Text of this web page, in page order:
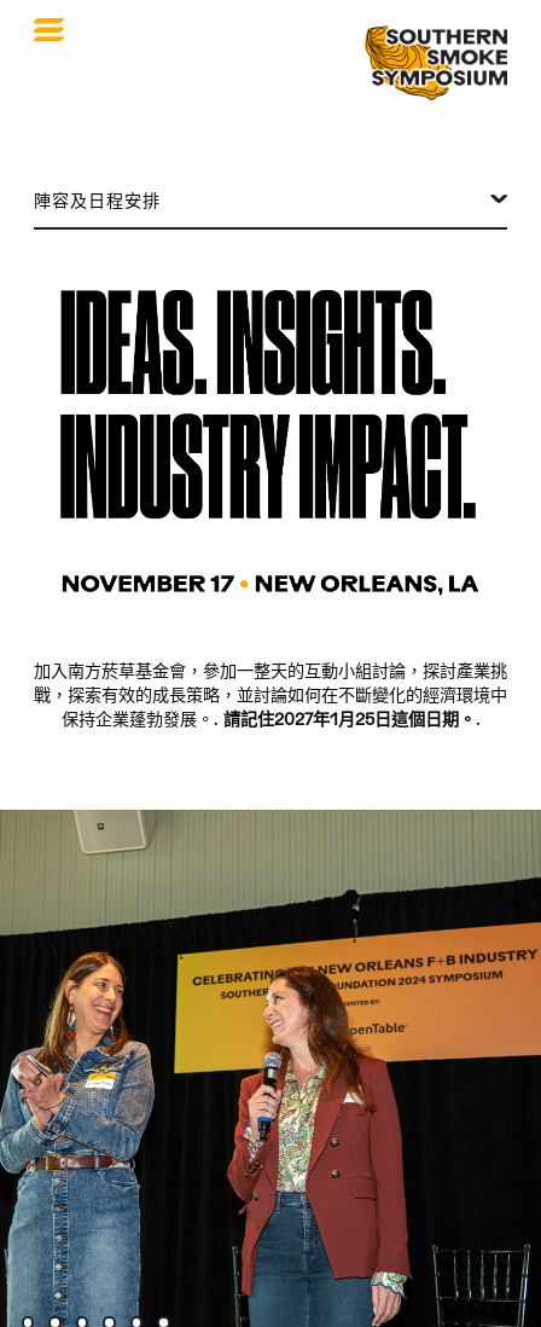
陣容及日程安排
加入南方菸草基金會，參加一整天的互動小組討論，探討產業挑
戰，探索有效的成長策略，並討論如何在不斷變化的經濟環境中
保持企業蓬勃發展。. 請記住2027年1月25日這個日期。 .